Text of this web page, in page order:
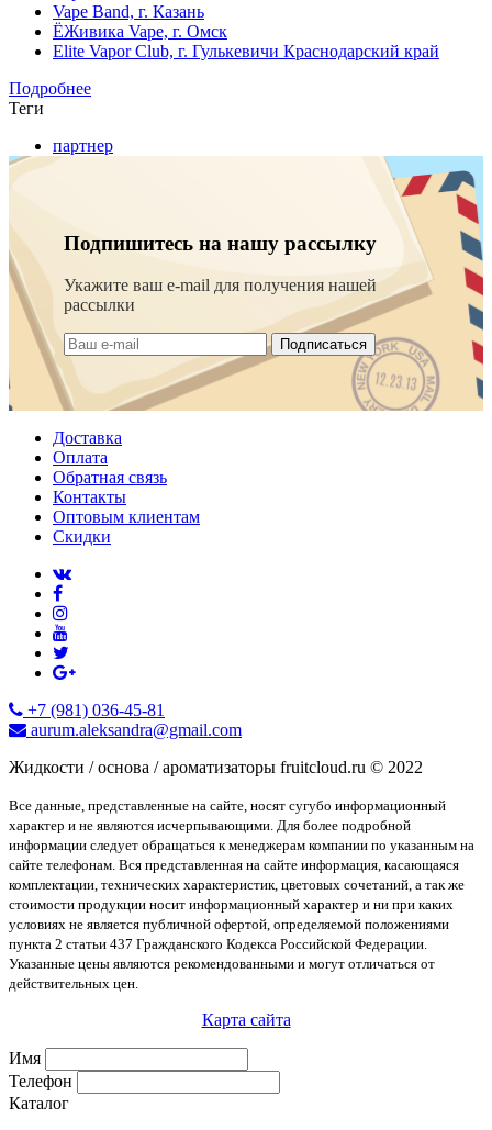
Vape Band, г. Казань
ЁЖивика Vape, г. Омск
Elite Vapor Club, г. Гулькевичи Краснодарский край
Подробнее
Теги
партнер
Подпишитесь на нашу рассылку
Укажите ваш e-mail для получения нашей
рассылки
Подписаться
Доставка
Оплата
Обратная связь
Контакты
Оптовым клиентам
Скидки
+7 (981) 036-45-81
aurum.aleksandra@gmail.com
Жидкости / основа / ароматизаторы fruitcloud.ru © 2022
Все данные, представленные на сайте, носят сугубо информационный
характер и не являются исчерпывающими. Для более подробной
информации следует обращаться к менеджерам компании по указанным на
сайте телефонам. Вся представленная на сайте информация, касающаяся
комплектации, технических характеристик, цветовых сочетаний, а так же
стоимости продукции носит информационный характер и ни при каких
условиях не является публичной офертой, определяемой положениями
пункта 2 статьи 437 Гражданского Кодекса Российской Федерации.
Указанные цены являются рекомендованными и могут отличаться от
действительных цен.
Карта сайта
Имя
Телефон
Каталог